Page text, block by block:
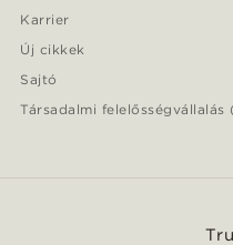
Karrier
Új cikkek
Sajtó
Társadalmi felelősségvállalás